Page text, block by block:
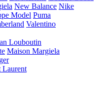
New Balance Nike
Model Puma
Valentino
Louboutin
Maison Margiela
Laurent